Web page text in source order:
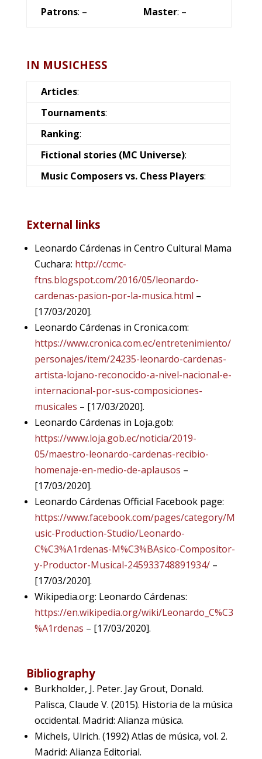
Patrons: – Master: –
IN MUSICHESS
Articles:
Tournaments:
Ranking:
Fictional stories (MC Universe):
Music Composers vs. Chess Players:
External links
Leonardo Cárdenas in Centro Cultural Mama
Cuchara: http://ccmc-
ftns.blogspot.com/2016/05/leonardo-
cardenas-pasion-por-la-musica.html –
[17/03/2020].
Leonardo Cárdenas in Cronica.com:
https://www.cronica.com.ec/entretenimiento/
personajes/item/24235-leonardo-cardenas-
artista-lojano-reconocido-a-nivel-nacional-e-
internacional-por-sus-composiciones-
musicales – [17/03/2020].
Leonardo Cárdenas in Loja.gob:
https://www.loja.gob.ec/noticia/2019-
05/maestro-leonardo-cardenas-recibio-
homenaje-en-medio-de-aplausos –
[17/03/2020].
Leonardo Cárdenas Official Facebook page:
https://www.facebook.com/pages/category/M
usic-Production-Studio/Leonardo-
C%C3%A1rdenas-M%C3%BAsico-Compositor-
y-Productor-Musical-245933748891934/–
[17/03/2020].
Wikipedia.org: Leonardo Cárdenas:
https://en.wikipedia.org/wiki/Leonardo_C%C3
%A1rdenas – [17/03/2020].
Bibliography
Burkholder, J. Peter. Jay Grout, Donald.
Palisca, Claude V. (2015). Historia de la música
occidental. Madrid: Alianza música.
Michels, Ulrich. (1992) Atlas de música, vol. 2.
Madrid: Alianza Editorial.